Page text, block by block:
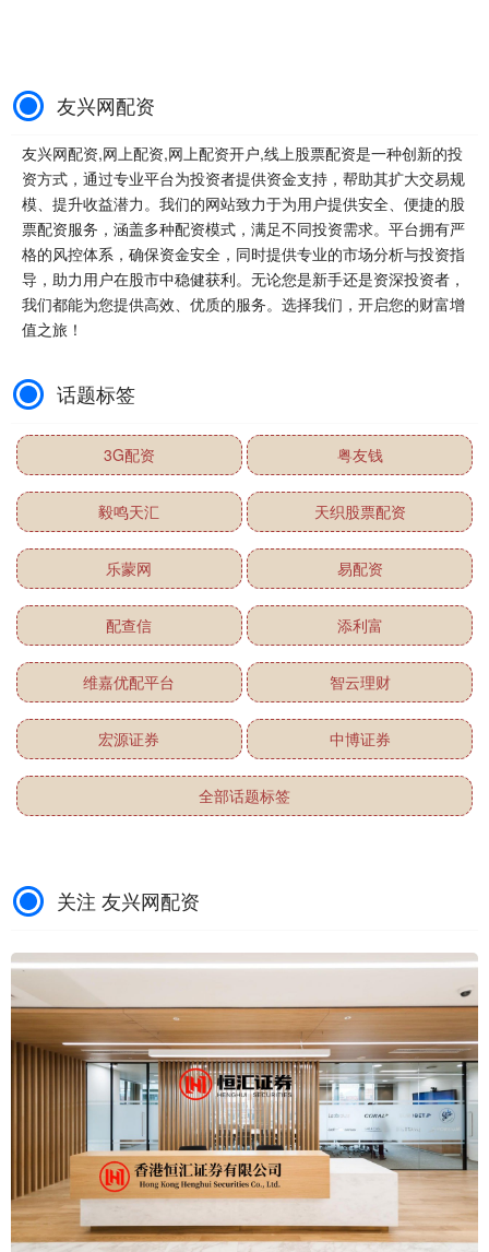
友兴网配资
友兴网配资,网上配资,网上配资开户,线上股票配资是一种创新的投
资方式，通过专业平台为投资者提供资金支持，帮助其扩大交易规
模、提升收益潜力。我们的网站致力于为用户提供安全、便捷的股
票配资服务，涵盖多种配资模式，满足不同投资需求。平台拥有严
格的风控体系，确保资金安全，同时提供专业的市场分析与投资指
导，助力用户在股市中稳健获利。无论您是新手还是资深投资者，
我们都能为您提供高效、优质的服务。选择我们，开启您的财富增
值之旅！
话题标签
3G配资 粤友钱
毅鸣天汇 天织股票配资
乐蒙网 易配资
配查信 添利富
维嘉优配平台 智云理财
宏源证券 中博证券
全部话题标签
关注 友兴网配资